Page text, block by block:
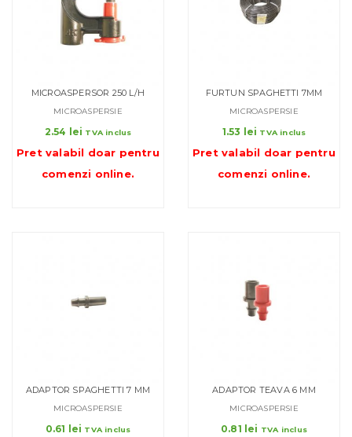
MICROASPERSOR 250 L/H
MICROASPERSIE
2.54 lei TVA inclus
Pret valabil doar pentru
comenzi online.
FURTUN SPAGHETTI 7MM
MICROASPERSIE
1.53 lei TVA inclus
Pret valabil doar pentru
comenzi online.
ADAPTOR SPAGHETTI 7 MM
MICROASPERSIE
0.61 lei TVA inclus
ADAPTOR TEAVA 6 MM
MICROASPERSIE
0.81 lei TVA inclus